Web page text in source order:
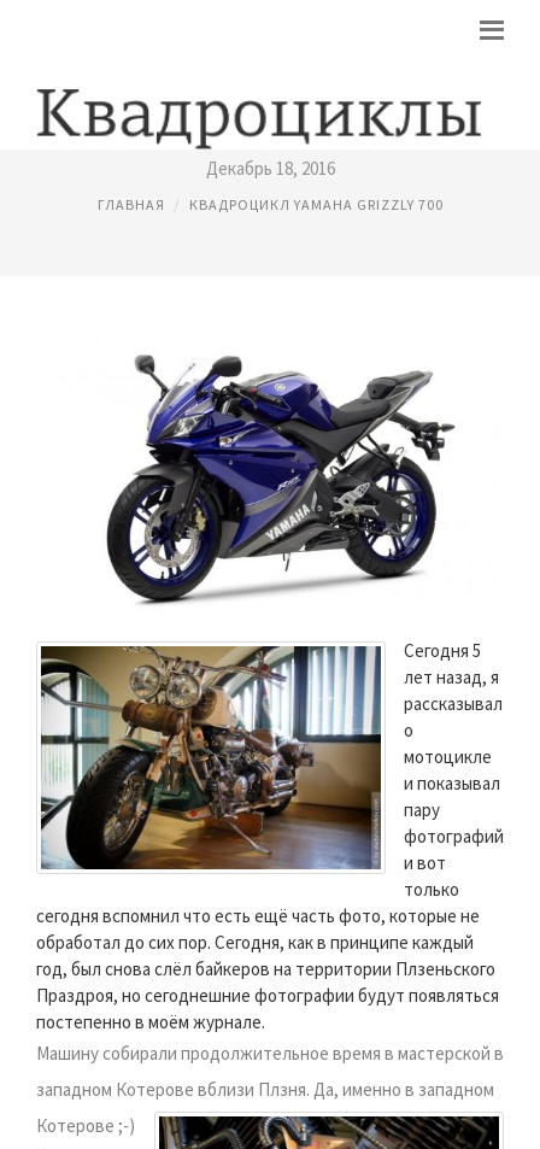
YAMAHA МОТОЦИКЛЫ
Декабрь 18, 2016
ГЛАВНАЯ КВАДРОЦИКЛ YAMAHA GRIZZLY 700
Сегодня 5
лет назад, я
рассказывал
о
мотоцикле
и показывал
пару
фотографий
и вот
только
сегодня вспомнил что есть ещё часть фото, которые не
обработал до сих пор. Сегодня, как в принципе каждый
год, был снова слёл байкеров на территории Плзеньского
Праздроя, но сегоднешние фотографии будут появляться
постепенно в моём журнале.
Машину собирали продолжительное время в мастерской в
западном Котерове вблизи Плзня. Да, именно в западном
Котерове ;-)